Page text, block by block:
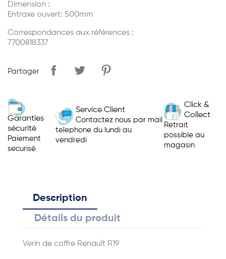
Dimension :
Entraxe ouvert: 500mm
Correspondances aux références :
7700818337
Partager
Garanties
sécurité
Paiement
securisé
Service Client
Contactez nous par mail
telephone du lundi au
vendredi
Click &
Collect
Retrait
possible au
magasin
Description
Détails du produit
Verin de coffre Renault R19